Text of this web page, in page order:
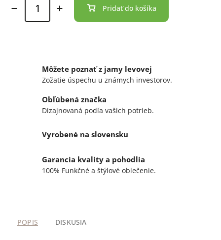
Pridať do košíka
Môžete poznať z jamy levovej
Zožatie úspechu u známych investorov.
Obľúbená značka
Dizajnovaná podľa vašich potrieb.
Vyrobené na slovensku
Garancia kvality a pohodlia
100% Funkčné a štýlové oblečenie.
POPIS DISKUSIA